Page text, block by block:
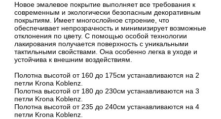
Новое эмалевое покрытие выполняет все требования к
современным и экологически безопасным декоративным
покрытиям. Имеет многослойное строение, что
обеспечивает непрозрачность и минимизирует возможные
отклонения по цвету. С помощью особой технологии
лакирования получается поверхность с уникальными
тактильными свойствами. Она особенно легка в уходе и
устойчива к внешним воздействиям.
Полотна высотой от 160 до 175см устанавливаются на 2
петли Krona Koblenz.
Полотна высотой от 180 до 230см устанавливаются на 3
петли Krona Koblenz.
Полотна высотой от 235 до 240см устанавливаются на 4
петли Krona Koblenz.